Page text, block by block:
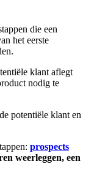
die een
het eerste
klant aflegt
nodig te
potentiële klant en
prospects
weerleggen, een